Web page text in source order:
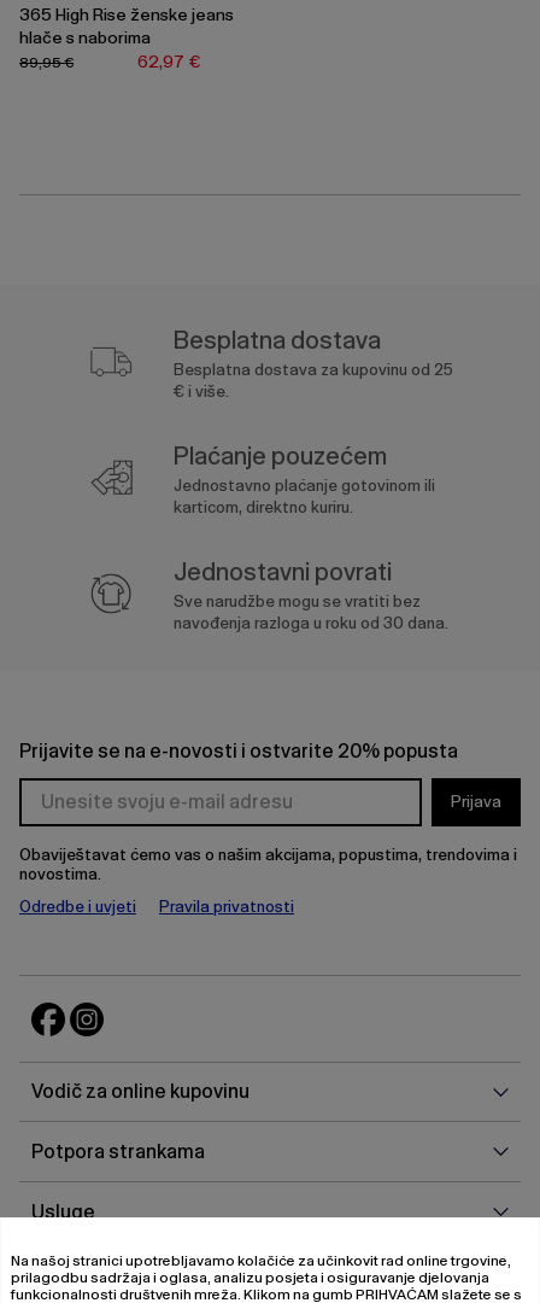
365 High Rise ženske jeans
hlače s naborima
62,97 €
89,95 €
Besplatna dostava
Besplatna dostava za kupovinu od 25
€ i više.
Plaćanje pouzećem
Jednostavno plaćanje gotovinom ili
karticom, direktno kuriru.
Jednostavni povrati
Sve narudžbe mogu se vratiti bez
navođenja razloga u roku od 30 dana.
Prijavite se na e-novosti i ostvarite 20% popusta
Prijava
Obaviještavat ćemo vas o našim akcijama, popustima, trendovima i
novostima.
Odredbe i uvjeti
Pravila privatnosti
Vodič za online kupovinu
Potpora strankama
Usluge
O
O nama
Na našoj stranici upotrebljavamo kolačiće za učinkovit rad online trgovine,
prilagodbu sadržaja i oglasa, analizu posjeta i osiguravanje djelovanja
funkcionalnosti društvenih mreža. Klikom na gumb PRIHVAĆAM slažete se s